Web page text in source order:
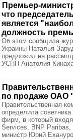
Премьер-
что
является
должность
Об этом сообщила
Украины Наталья
предложил на
УСПП Анатолия
по продаже ОАО
Правительственная
определила
фирм, в который
Services, BNP Paribas,
министр Юрий